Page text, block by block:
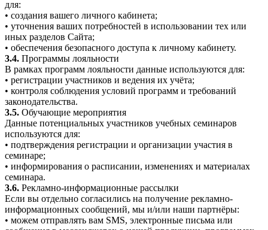
для:
• создания вашего личного кабинета;
• уточнения ваших потребностей в использовании тех или
иных разделов Сайта;
• обеспечения безопасного доступа к личному кабинету.
3.4. Программы лояльности
В рамках программ лояльности данные используются для:
• регистрации участников и ведения их учёта;
• контроля соблюдения условий программ и требований
законодательства.
3.5. Обучающие мероприятия
Данные потенциальных участников учебных семинаров
используются для:
• подтверждения регистрации и организации участия в
семинаре;
• информирования о расписании, изменениях и материалах
семинара.
3.6. Рекламно-информационные рассылки
Если вы отдельно согласились на получение рекламно-
информационных сообщений, мы и/или наши партнёры:
• можем отправлять вам SMS, электронные письма или